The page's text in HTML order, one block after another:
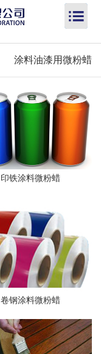
涂料油漆用微粉蜡
印铁涂料微粉蜡
卷钢涂料微粉蜡